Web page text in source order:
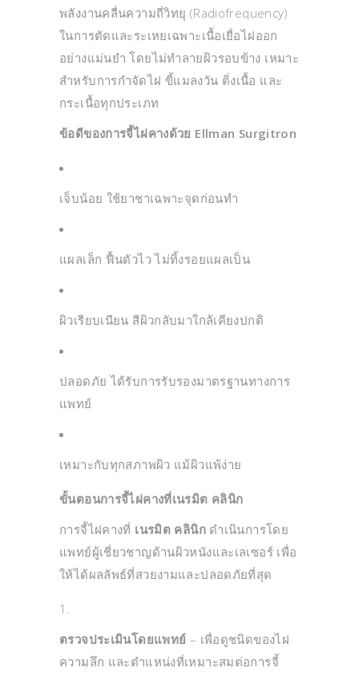
พลังงานคลื่นความถี่วิทยุ (Radiofrequency)
ในการตัดและระเหยเฉพาะเนื้อเยื่อไฝออก
อย่างแม่นยำ โดยไม่ทำลายผิวรอบข้าง เหมาะ
สำหรับการกำจัดไฝ ขี้แมลงวัน ติ่งเนื้อ และ
กระเนื้อทุกประเภท
ข้อดีของการจี้ไฝคางด้วย Ellman Surgitron
เจ็บน้อย ใช้ยาชาเฉพาะจุดก่อนทำ
แผลเล็ก ฟื้นตัวไว ไม่ทิ้งรอยแผลเป็น
ผิวเรียบเนียน สีผิวกลับมาใกล้เคียงปกติ
ปลอดภัย ได้รับการรับรองมาตรฐานทางการ
แพทย์
เหมาะกับทุกสภาพผิว แม้ผิวแพ้ง่าย
ขั้นตอนการจี้ไฝคางที่เนรมิต คลินิก
การจี้ไฝคางที่ เนรมิต คลินิกดำเนินการโดย
แพทย์ผู้เชี่ยวชาญด้านผิวหนังและเลเซอร์ เพื่อ
ให้ได้ผลลัพธ์ที่สวยงามและปลอดภัยที่สุด
ตรวจประเมินโดยแพทย์ – เพื่อดูชนิดของไฝ
ความลึก และตำแหน่งที่เหมาะสมต่อการจี้